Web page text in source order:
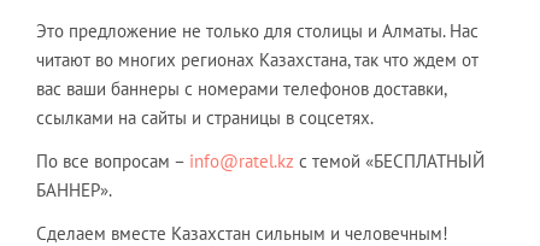
Это предложение не только для столицы и Алматы. Нас
читают во многих регионах Казахстана, так что ждем от
вас ваши баннеры с номерами телефонов доставки,
ссылками на сайты и страницы в соцсетях.
По все вопросам – info@ratel.kz c темой «БЕСПЛАТНЫЙ
БАННЕР».
Сделаем вместе Казахстан сильным и человечным!